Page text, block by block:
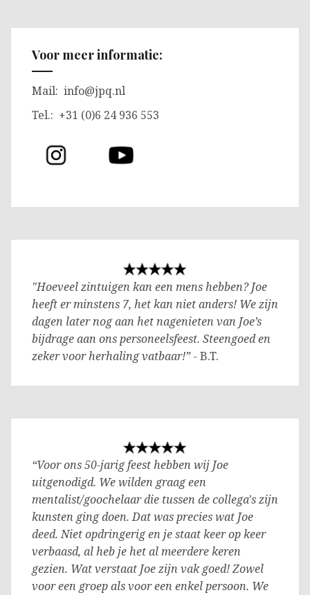
Voor meer informatie:
Mail: info@jpq.nl
Tel.: +31 (0)6 24 936 553
"Hoeveel zintuigen kan een mens hebben? Joe
heeft er minstens 7, het kan niet anders! We zijn
dagen later nog aan het nagenieten van Joe’s
bijdrage aan ons personeelsfeest. Steengoed en
zeker voor herhaling vatbaar!”- B.T.
“Voor ons 50-jarig feest hebben wij Joe
uitgenodigd. We wilden graag een
mentalist/goochelaar die tussen de collega's zijn
kunsten ging doen. Dat was precies wat Joe
deed. Niet opdringerig en je staat keer op keer
verbaasd, al heb je het al meerdere keren
gezien. Wat verstaat Joe zijn vak goed! Zowel
voor een groep als voor een enkel persoon. We